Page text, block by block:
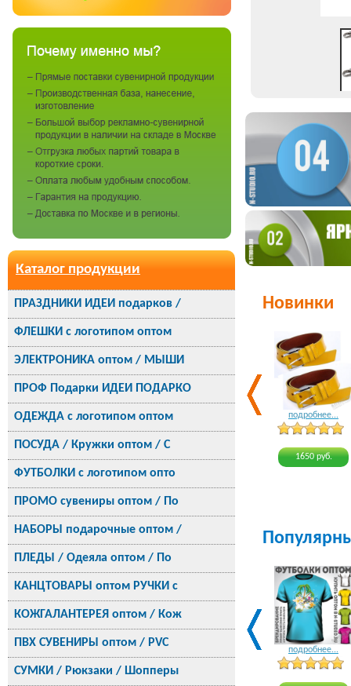
Каталог продукции
ПРАЗДНИКИ ИДЕИ подарков /
ФЛЕШКИ с логотипом оптом
ЭЛЕКТРОНИКА оптом / МЫШИ
ПРОФ Подарки ИДЕИ ПОДАРКО
ОДЕЖДА с логотипом оптом
ПОСУДА / Кружки оптом / С
ФУТБОЛКИ с логотипом опто
ПРОМО сувениры оптом / По
НАБОРЫ подарочные оптом /
ПЛЕДЫ / Одеяла оптом / По
КАНЦТОВАРЫ оптом РУЧКИ с
КОЖГАЛАНТЕРЕЯ оптом / Кож
ПВХ СУВЕНИРЫ оптом / PVC
СУМКИ / Рюкзаки / Шопперы
Новинки
подробнее...
1650 руб.
подробнее...